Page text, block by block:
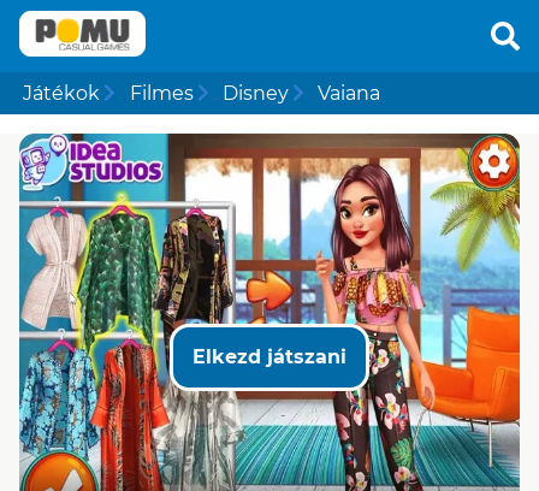
Játékok Filmes Disney Vaiana
Elkezd játszani